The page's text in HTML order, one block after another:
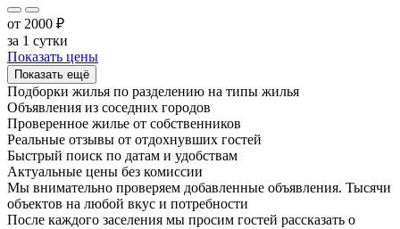
от 2000 ₽
за 1 сутки
Показать цены
Показать ещё
Подборки жилья по разделению на типы жилья
Объявления из соседних городов
Проверенное жилье от собственников
Реальные отзывы от отдохнувших гостей
Быстрый поиск по датам и удобствам
Актуальные цены без комиссии
Мы внимательно проверяем добавленные объявления. Тысячи
объектов на любой вкус и потребности
После каждого заселения мы просим гостей рассказать о